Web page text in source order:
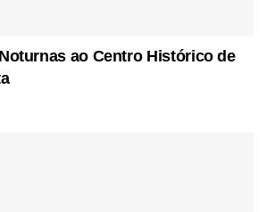
ao Centro Histórico de